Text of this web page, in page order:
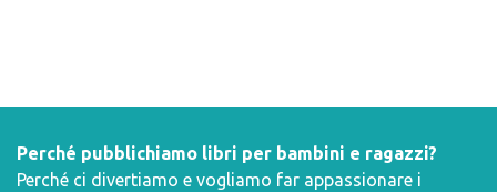
Perché pubblichiamo libri per bambini e ragazzi?
Perché ci divertiamo e vogliamo far appassionare i